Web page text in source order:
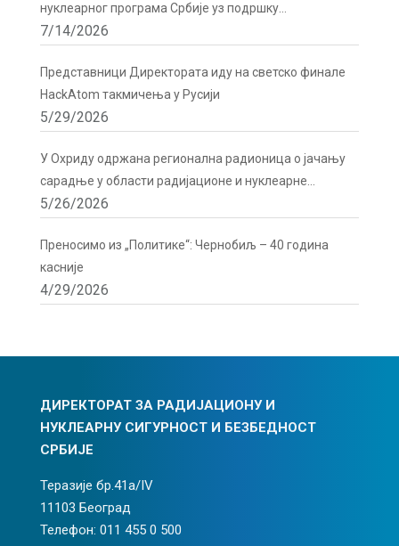
нуклеарног програма Србије уз подршку
Директората
7/14/2026
Представници Директората иду на светско финале
HackAtom такмичења у Русији
5/29/2026
У Охриду одржана регионална радионица о јачању
сарадње у области радијационе и нуклеарне
сигурности
5/26/2026
Преносимо из „Политике“: Чернобиљ – 40 година
касније
4/29/2026
ДИРЕКТОРАТ ЗА РАДИЈАЦИОНУ И
НУКЛЕАРНУ СИГУРНОСТ И БЕЗБЕДНОСТ
СРБИЈЕ
Теразије бр.41а/IV
11103 Београд
Телефон: 011 455 0 500